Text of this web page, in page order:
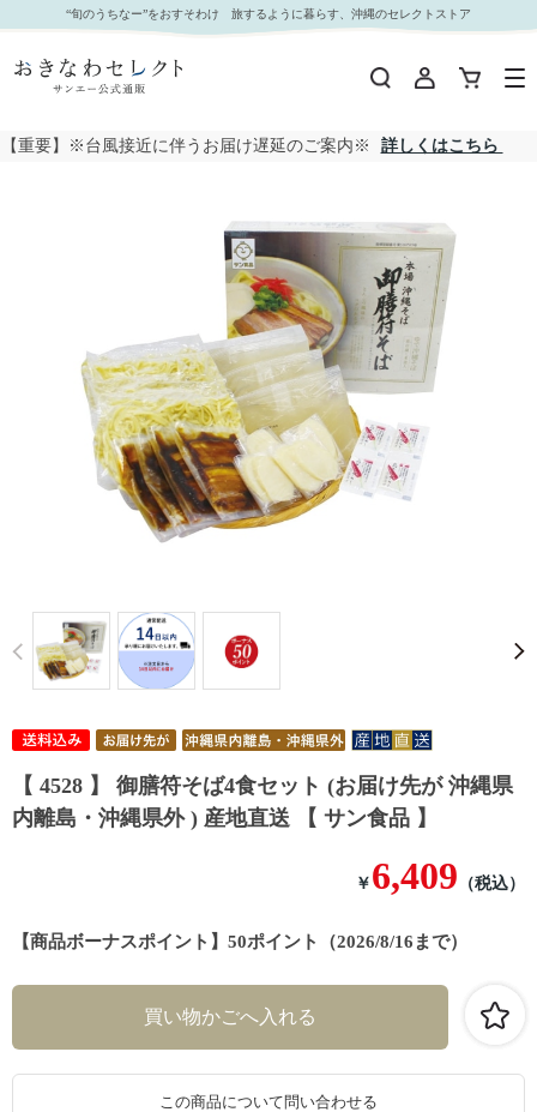
【 4528 】 御膳符そば4食セット (お届け先が 沖縄県内離島・沖縄県外 ) 産地直送 【 サン食品
】｜おきなわセレクト サンエー公式通販
“旬のうちなー”をおすそわけ 旅するように暮らす、沖縄のセレクトストア
【重要】※台風接近に伴うお届け遅延のご案内※ 詳しくはこちら
Prev
【 4528 】 御膳符そば4食セット (お届け先が 沖縄県
内離島・沖縄県外 ) 産地直送 【 サン食品 】
【商品ボーナスポイント】50ポイント（2026/8/16まで）
￥ 6,409 （税込）
この商品について問い合わせる